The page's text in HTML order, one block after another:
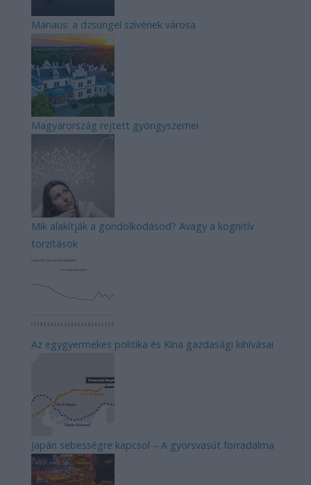
Manaus: a dzsungel szívének városa
Magyarország rejtett gyöngyszemei
Mik alakítják a gondolkodásod? Avagy a kognitív
torzítások
Az egygyermekes politika és Kína gazdasági kihívásai
Japán sebességre kapcsol – A gyorsvasút forradalma